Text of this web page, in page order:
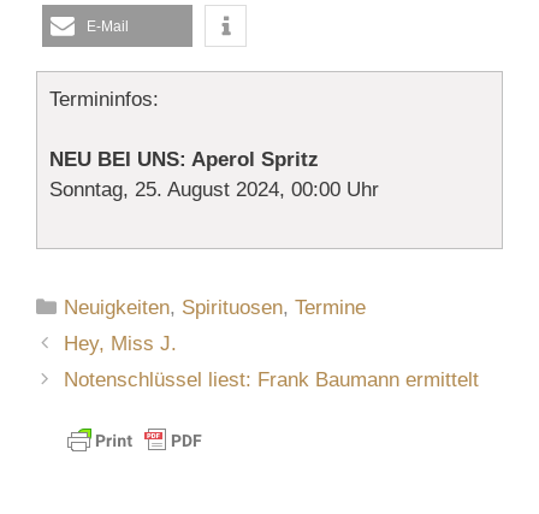
E-Mail
Termininfos:
NEU BEI UNS: Aperol Spritz
Sonntag, 25. August 2024, 00:00 Uhr
Kategorien
Neuigkeiten, Spirituosen,Termine
Hey, Miss J.
Notenschlüssel liest: Frank Baumann ermittelt